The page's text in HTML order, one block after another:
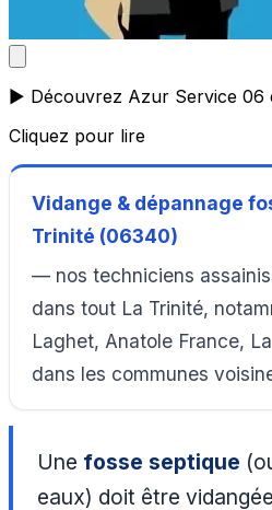
▶️ Découvrez Azur Service 06
Cliquez pour lire
Vidange & dépannage
Trinité (06340)
— nos techniciens
dans tout La Trinité,
Laghet, Anatole France,
dans les communes
Une fosse septique
eaux) doit être